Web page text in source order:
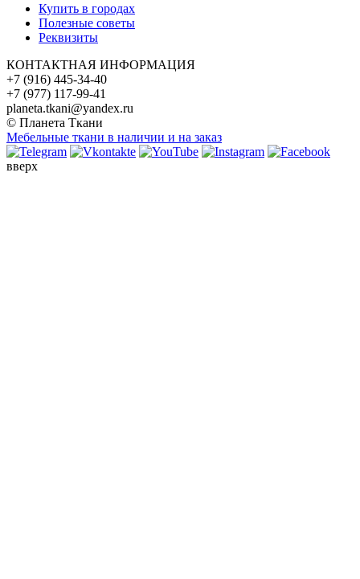
Купить в городах
Полезные советы
Реквизиты
КОНТАКТНАЯ ИНФОРМАЦИЯ
+7 (916) 445-34-40
+7 (977) 117-99-41
planeta.tkani@yandex.ru
© Планета Ткани
Мебельные ткани в наличии и на заказ
вверх